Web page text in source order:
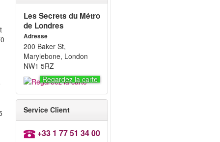
Les Secrets du Métro
de Londres
Adresse
200 Baker St,
Marylebone, London
NW1 5RZ
Regardez la carte
Service Client
+33 1 77 51 34 00